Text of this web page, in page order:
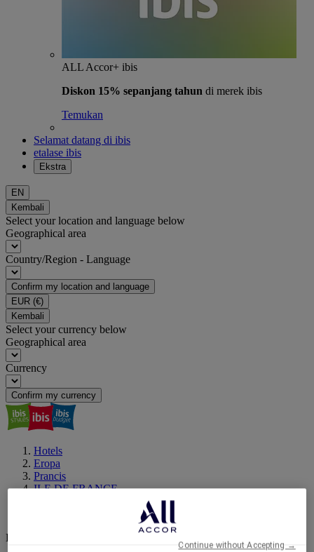
ALL Accor+ ibis
Diskon 15% sepanjang tahun di merek ibis
Temukan
Selamat datang di ibis
etalase ibis
Ekstra
EN
Kembali
Select your location and language below
Geographical area
Country/Region - Language
Confirm my location and language
EUR (€)
Kembali
Select your currency below
Geographical area
Currency
Confirm my currency
Hotels
Eropa
Prancis
ILE DE FRANCE
Destinasi Anda berikutnya
Continue without Accepting →